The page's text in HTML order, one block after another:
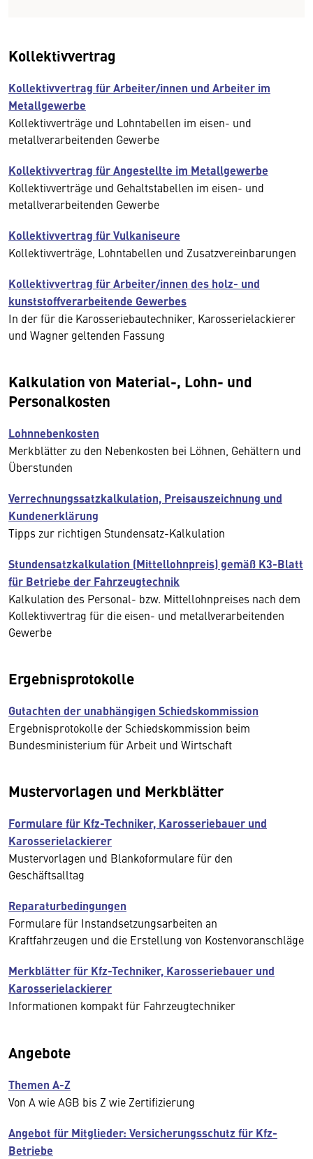
Kollektivvertrag
Kollektivvertrag für Arbeiter/innen und Arbeiter im
Metallgewerbe
Kollektivverträge und Lohntabellen im eisen- und
metallverarbeitenden Gewerbe
Kollektivvertrag für Angestellte im Metallgewerbe
Kollektivverträge und Gehaltstabellen im eisen- und
metallverarbeitenden Gewerbe
Kollektivvertrag für Vulkaniseure
Kollektivverträge, Lohntabellen und Zusatzvereinbarungen
Kollektivvertrag für Arbeiter/innen des holz- und
kunststoffverarbeitende Gewerbes
In der für die Karosseriebautechniker, Karosserielackierer
und Wagner geltenden Fassung
Kalkulation von Material-, Lohn- und
Personalkosten
Lohnnebenkosten
Merkblätter zu den Nebenkosten bei Löhnen, Gehältern und
Überstunden
Verrechnungssatzkalkulation, Preisauszeichnung und
Kundenerklärung
Tipps zur richtigen Stundensatz-Kalkulation
Stundensatzkalkulation (Mittellohnpreis) gemäß K3-Blatt
für Betriebe der Fahrzeugtechnik
Kalkulation des Personal- bzw. Mittellohnpreises nach dem
Kollektivvertrag für die eisen- und metallverarbeitenden
Gewerbe
Ergebnisprotokolle
Gutachten der unabhängigen Schiedskommission
Ergebnisprotokolle der Schiedskommission beim
Bundesministerium für Arbeit und Wirtschaft
Mustervorlagen und Merkblätter
Formulare für Kfz-Techniker, Karosseriebauer und
Karosserielackierer
Mustervorlagen und Blankoformulare für den
Geschäftsalltag
Reparaturbedingungen
Formulare für Instandsetzungsarbeiten an
Kraftfahrzeugen und die Erstellung von Kostenvoranschläge
Merkblätter für Kfz-Techniker, Karosseriebauer und
Karosserielackierer
Informationen kompakt für Fahrzeugtechniker
Angebote
Themen A-Z
Von A wie AGB bis Z wie Zertifizierung
Angebot für Mitglieder: Versicherungsschutz für Kfz-
Betriebe